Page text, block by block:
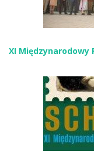
XI Międzynarodowy